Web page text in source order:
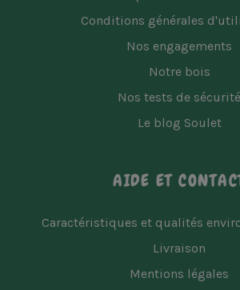
Conditions générales
Nos engagements
Notre bois
Nos tests de sécurité
Le blog Soulet
AIDE ET
Caractéristiques et qualités
Livraison
Mentions légales